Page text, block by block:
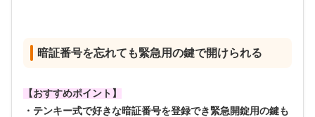
暗証番号を忘れても緊急用の鍵で開けられる
【おすすめポイント】
・テンキー式で好きな暗証番号を登録でき緊急開錠用の鍵も